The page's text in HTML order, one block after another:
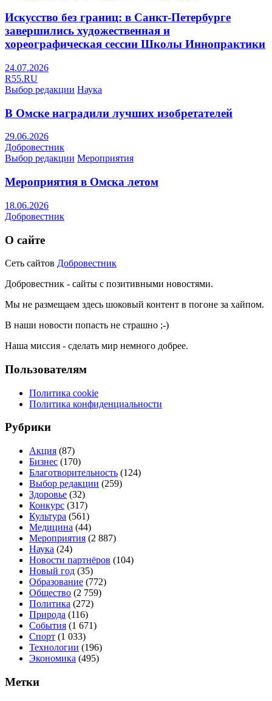
Искусство без границ: в Санкт-Петербурге
завершились художественная и
хореографическая сессии Школы Иннопрактики
24.07.2026
R55.RU
Выбор редакции Наука
В Омске наградили лучших изобретателей
29.06.2026
Добровестник
Выбор редакции Мероприятия
Мероприятия в Омска летом
18.06.2026
Добровестник
О сайте
Сеть сайтов Добровестник
Добровестник - сайты с позитивными новостями.
Мы не размещаем здесь шоковый контент в погоне за хайпом.
В наши новости попасть не страшно ;-)
Наша миссия - сделать мир немного добрее.
Пользователям
Политика cookie
Политика конфиденциальности
Рубрики
Акция (87)
Бизнес (170)
Благотворительность (124)
Выбор редакции (259)
Здоровье (32)
Конкурс (317)
Культура (561)
Медицина (44)
Мероприятия (2 887)
Наука (24)
Новости партнёров (104)
Новый год (35)
Образование (772)
Общество (2 759)
Политика (272)
Природа (116)
События (1 671)
Спорт (1 033)
Технологии (196)
Экономика (495)
Метки